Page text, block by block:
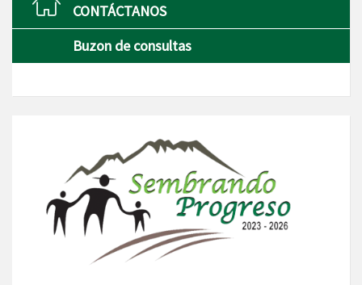
CONTÁCTANOS
Buzon de consultas